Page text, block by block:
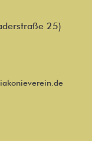
25)